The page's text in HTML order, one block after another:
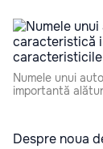
Numele unui
importantă
Despre noua